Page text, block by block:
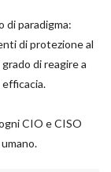
di paradigma:
di protezione al
di reagire a
CIO e CISO